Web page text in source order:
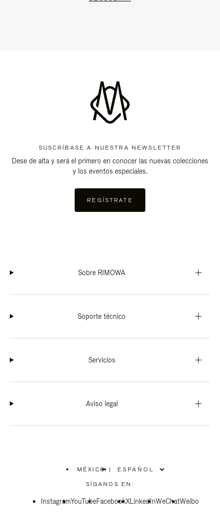
SUSCRÍBASE A NUESTRA NEWSLETTER
Dese de alta y será el primero en conocer las nuevas colecciones
y los eventos especiales.
REGÍSTRATE
Sobre RIMOWA
Soporte técnico
Servicios
Aviso legal
MÉXICO
ELIGE
LA
|
SÍGANOS EN:
InstagramYouTubeFacebookXLinkedInWeChatWeibo